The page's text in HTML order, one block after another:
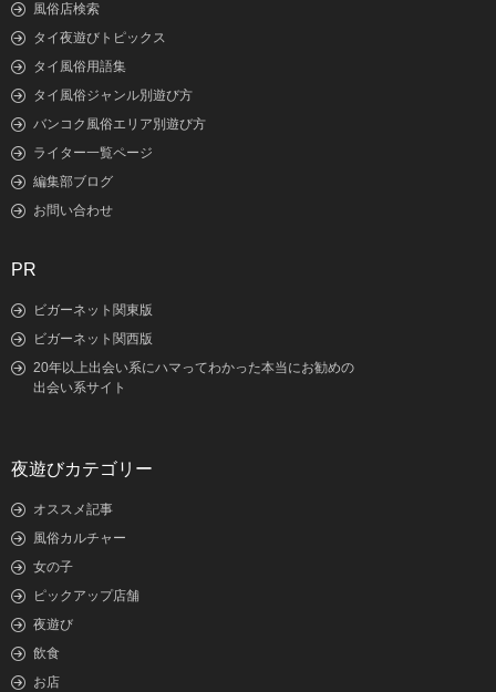
風俗店検索
タイ夜遊びトピックス
タイ風俗用語集
タイ風俗ジャンル別遊び方
バンコク風俗エリア別遊び方
ライター一覧ページ
編集部ブログ
お問い合わせ
PR
ビガーネット関東版
ビガーネット関西版
20年以上出会い系にハマってわかった本当にお勧めの
出会い系サイト
夜遊びカテゴリー
オススメ記事
風俗カルチャー
女の子
ピックアップ店舗
夜遊び
飲食
お店